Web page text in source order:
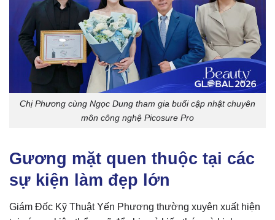
Chị Phương cùng Ngọc Dung tham gia buổi cập nhật chuyên
môn công nghệ Picosure Pro
Gương mặt quen thuộc tại các
sự kiện làm đẹp lớn
Giám Đốc Kỹ Thuật Yến Phương thường xuyên xuất hiện